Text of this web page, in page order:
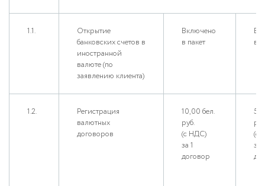
1.1.
Открытие
банковских счетов в
иностранной
валюте (по
заявлению клиента)
Включено
в пакет
в
1.2.
Регистрация
валютных
договоров
10,00 бел.
руб.
(с НДС)
за 1
договор
(с
за 1